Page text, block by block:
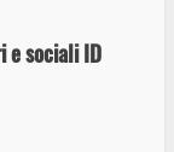
e sociali ID